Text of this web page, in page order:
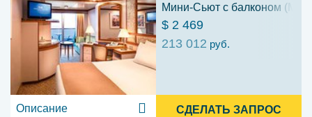
Мини-Сьют с балконом (ME)
$ 2 469
213 012 руб.
Описание СДЕЛАТЬ ЗАПРОС